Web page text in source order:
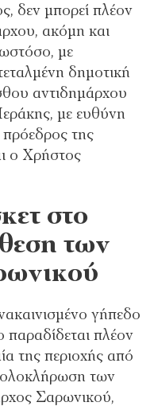
δεν μπορεί πλέον
ακόμη και
ωστόσο, με
δημοτική
αντιδημάρχου
με ευθύνη
της
ο Χρήστος
στο
των
γήπεδο
πλέον
της περιοχής από
των
Σαρωνικού,